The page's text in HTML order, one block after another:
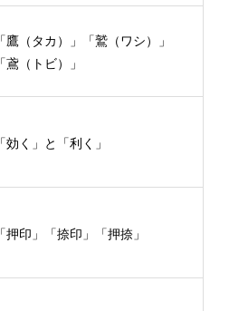
「鷹（タカ）」「鷲（ワシ）」
「鳶（トビ）」
「効く」と「利く」
「押印」「捺印」「押捺」